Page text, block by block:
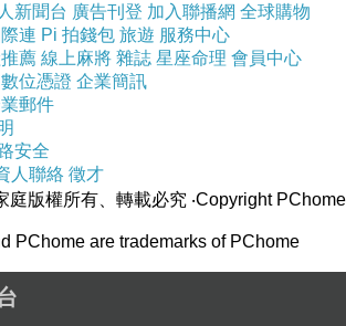
優惠
新聞台 廣告刊登 加入聯播網 全球購物
連 Pi 拍錢包 旅遊 服務中心
薦 線上麻將 雜誌 星座命理 會員中心
數位憑證 企業簡訊
郵件
安全
人聯絡 徵才
庭版權所有、轉載必究 ‧Copyright PChome
PChome are trademarks of PChome